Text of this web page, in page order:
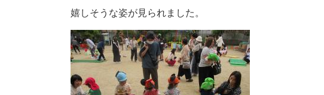
嬉しそうな姿が見られました。